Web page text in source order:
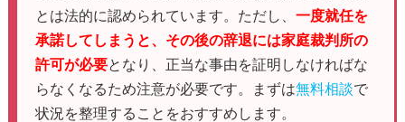
とは法的に認められています。ただし、 一度就任を
承諾してしまうと、その後の辞退には家庭裁判所の
許可が必要となり、正当な事由を証明しなければな
らなくなるため注意が必要です。まずは無料相談で
状況を整理することをおすすめします。